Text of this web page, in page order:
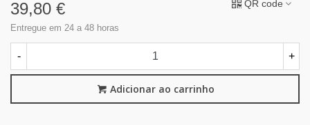
39,80 €
Entregue em 24 a 48 horas
QR code
- +
Adicionar ao carrinho